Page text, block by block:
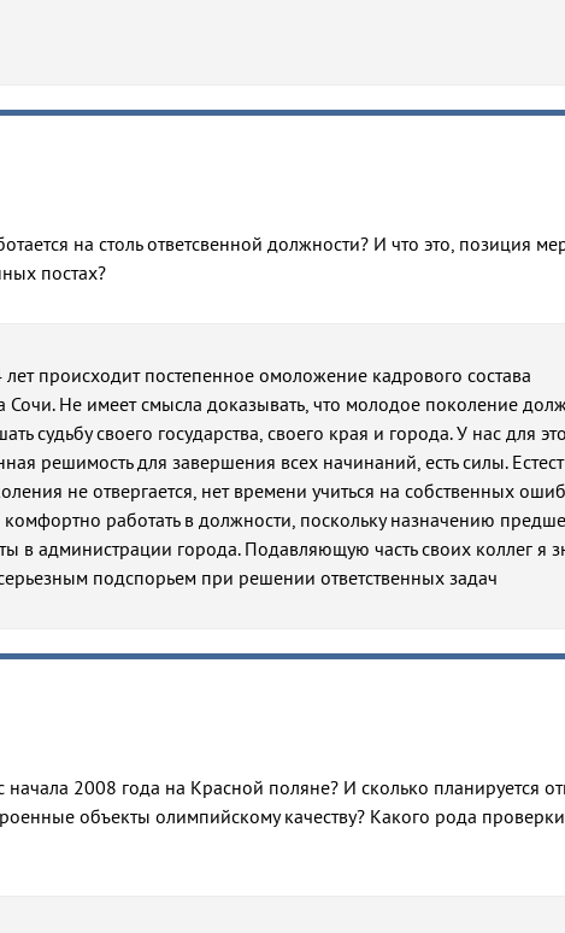
на столь ответсвенной должности? И что это, позиция
постах?
происходит постепенное омоложение кадрового состава
Сочи. Не имеет смысла доказывать, что молодое поколение
судьбу своего государства, своего края и города. У нас для
решимость для завершения всех начинаний, есть силы.
не отвергается, нет времени учиться на собственных
работать в должности, поскольку назначению
в администрации города. Подавляющую часть своих коллег я
подспорьем при решении ответственных задач
2008 года на Красной поляне? И сколько планируется
объекты олимпийскому качеству? Какого рода